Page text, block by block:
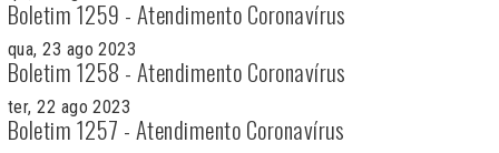
Boletim 1259 - Atendimento Coronavírus
qua, 23 ago 2023
Boletim 1258 - Atendimento Coronavírus
ter, 22 ago 2023
Boletim 1257 - Atendimento Coronavírus